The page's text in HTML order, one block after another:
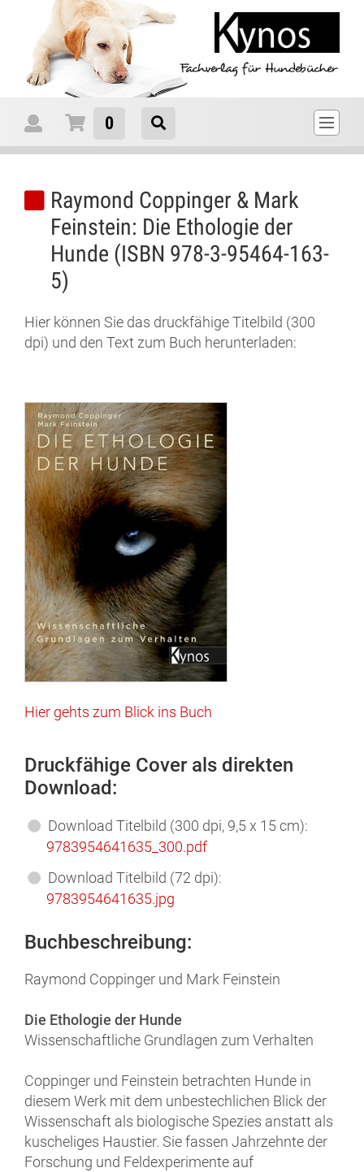
Raymond Coppinger & Mark
Feinstein: Die Ethologie der
Hunde (ISBN 978-3-95464-163-
5)
Hier können Sie das druckfähige Titelbild (300
dpi) und den Text zum Buch herunterladen:
Hier gehts zum Blick ins Buch
Druckfähige Cover als direkten
Download:
Download Titelbild (300 dpi, 9,5 x 15 cm):
9783954641635_300.pdf
Download Titelbild (72 dpi):
9783954641635.jpg
Buchbeschreibung:
Raymond Coppinger und Mark Feinstein
Die Ethologie der Hunde
Wissenschaftliche Grundlagen zum Verhalten
Coppinger und Feinstein betrachten Hunde in
diesem Werk mit dem unbestechlichen Blick der
Wissenschaft als biologische Spezies anstatt als
kuscheliges Haustier. Sie fassen Jahrzehnte der
Forschung und Feldexperimente auf
0